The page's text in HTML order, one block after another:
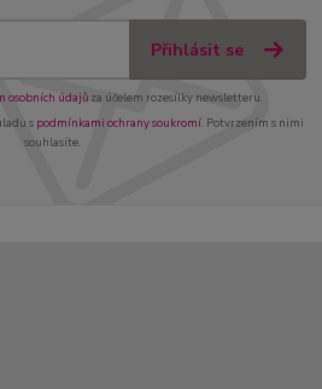
Přihlásit se
osobních údajůza účelem rozesílky newsletteru.
s podmínkami ochrany soukromí. Potvrzením s nimi
souhlasíte.